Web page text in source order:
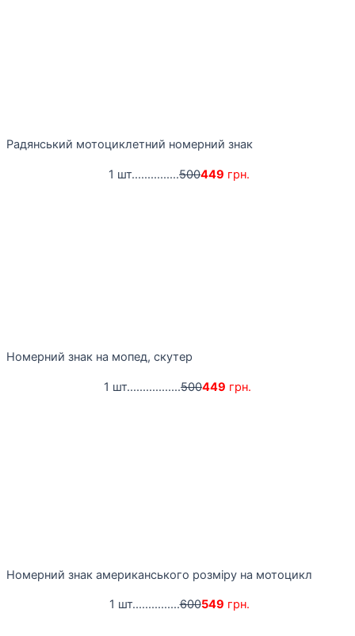
Радянський мотоциклетний номерний знак
1 шт...............500449 грн.
Номерний знак на мопед, скутер
1 шт.................500449 грн.
Номерний знак американського розміру на мотоцикл
1 шт...............600549 грн.